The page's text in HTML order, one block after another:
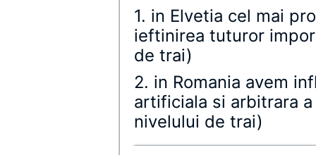
1. in Elvetia cel mai
ieftinirea tuturor
de trai)
2. in Romania avem
artificiala si arbitrara
nivelului de trai)